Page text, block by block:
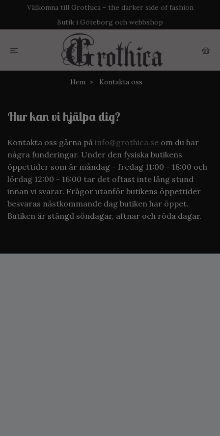
Välkomna till Grothica - the darker side of fashion
Butik i Göteborg och webbshop
Hem Kontakta oss
Hur kan vi hjälpa dig?
Kontakta oss gärna på info@grothica.se om du har
några funderingar. Under den fysiska butikens
öppettider som är måndag - fredag 11:00 - 18:00 och
lördag 12:00 - 16:00 tar det oftast inte lång stund
innan vi svarar. Frågor utanför butikens öppettider
besvaras nästkommande dag butiken har öppet.
Butiken är stängd söndagar, aftnar och röda dagar.